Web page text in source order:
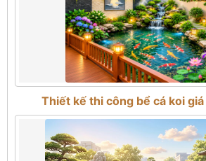
Thiết kế thi công bể cá koi